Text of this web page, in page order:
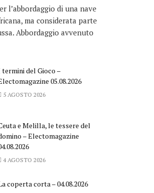
l’abbordaggio di una nave
ma considerata parte
Abbordaggio avvenuto
termini del Gioco –
05.08.2026
5 AGOSTO 2026
e Melilla, le tessere del
– Electomagazine
4 AGOSTO 2026
coperta corta – 04.08.2026